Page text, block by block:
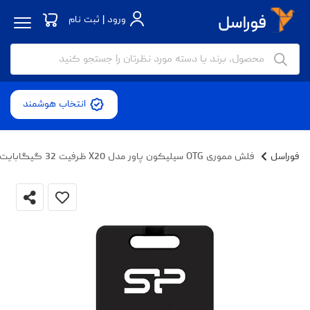
ورود | ثبت نام
انتخاب هوشمند
فوراسل فلش مموری OTG سیلیکون پاور مدل X20 ظرفیت 32 گیگابایت